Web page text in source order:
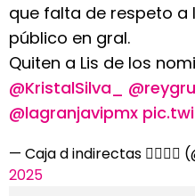
que falta de respeto a
público en gral.
Quiten a Lis de los
@KristalSilva_
@lagranjavipmx
— Caja d indirectas 🏳️‍🌈🦄✨
2025